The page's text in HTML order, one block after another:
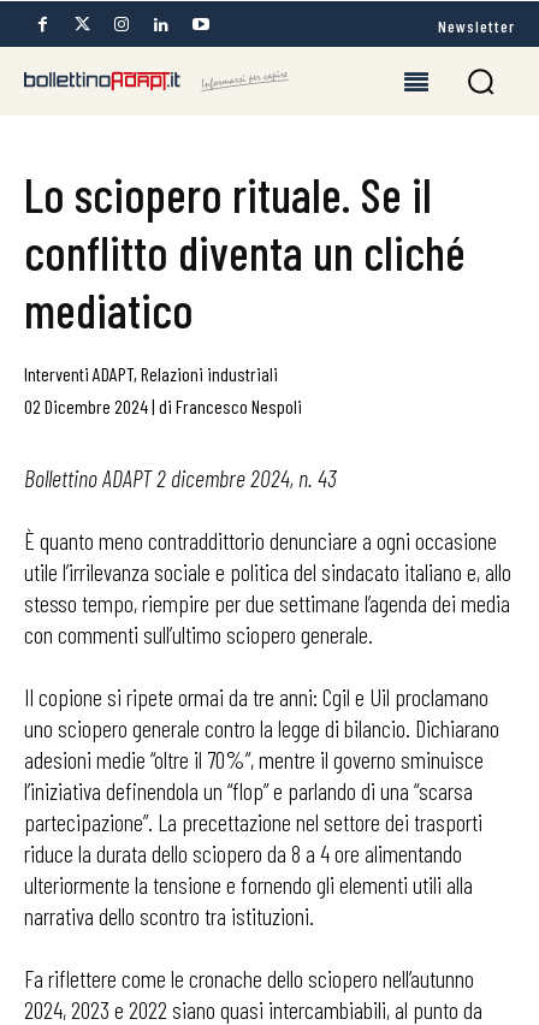
Newsletter
Lo sciopero rituale. Se il
conflitto diventa un cliché
mediatico
Interventi ADAPT, Relazioni industriali
02 Dicembre 2024| di Francesco Nespoli
Bollettino ADAPT 2 dicembre 2024, n. 43
È quanto meno contraddittorio denunciare a ogni occasione
utile l’irrilevanza sociale e politica del sindacato italiano e, allo
stesso tempo, riempire per due settimane l’agenda dei media
con commenti sull’ultimo sciopero generale.
Il copione si ripete ormai da tre anni: Cgil e Uil proclamano
uno sciopero generale contro la legge di bilancio. Dichiarano
adesioni medie “oltre il 70%”, mentre il governo sminuisce
l’iniziativa definendola un “flop” e parlando di una “scarsa
partecipazione”. La precettazione nel settore dei trasporti
riduce la durata dello sciopero da 8 a 4 ore alimentando
ulteriormente la tensione e fornendo gli elementi utili alla
narrativa dello scontro tra istituzioni.
Fa riflettere come le cronache dello sciopero nell’autunno
2024, 2023 e 2022 siano quasi intercambiabili, al punto da